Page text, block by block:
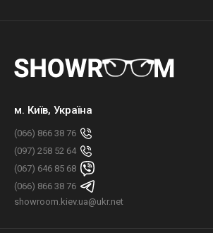
м. Київ, Україна
(066) 866 38 76
(097) 258 52 64
(067) 646 85 68
(066) 866 38 76
showroom.kiev.ua@ukr.net